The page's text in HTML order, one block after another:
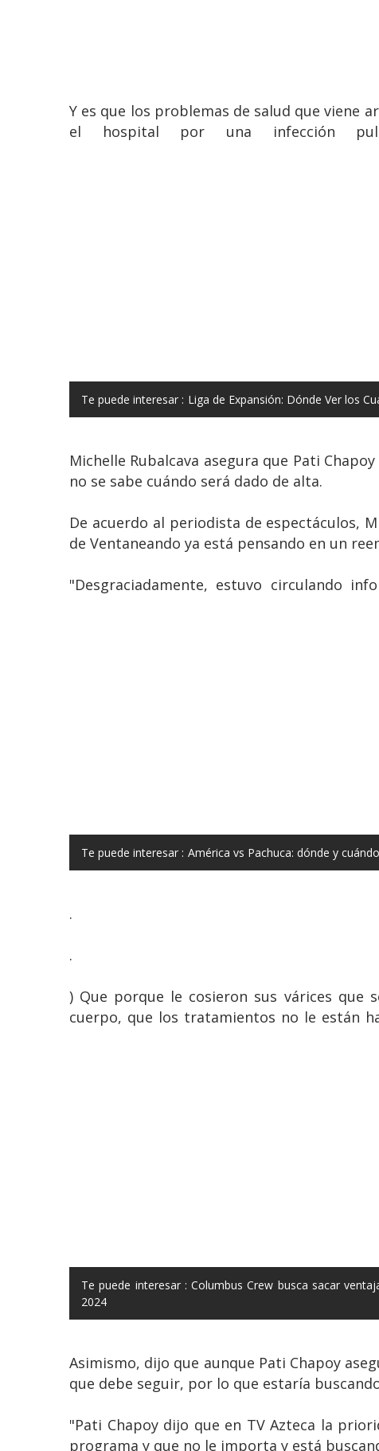
Y es que los problemas de salud que viene
el hospital por una infección
Te puede interesar : Liga de Expansión: Dónde Ver los
Michelle Rubalcava asegura que Pati
no se sabe cuándo será dado de alta.
De acuerdo al periodista de espectáculos,
de Ventaneando ya está pensando en un
"Desgraciadamente, estuvo circulando
Te puede interesar : América vs Pachuca: dónde y
.
.
) Que porque le cosieron sus várices que
cuerpo, que los tratamientos no le están
Te puede interesar : Columbus Crew busca sacar
2024
Asimismo, dijo que aunque Pati Chapoy
que debe seguir, por lo que estaría
"Pati Chapoy dijo que en TV Azteca la
programa y que no le importa y está